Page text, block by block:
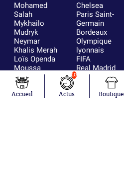
Mohamed
Salah
Mykhailo
Mudryk
Neymar
Khalis Merah
Loïs Openda
Moussa
Niakhaté
Nicolás
Tagliafico
Chelsea
Paris Saint-
Germain
Bordeaux
Olympique
lyonnais
FIFA
Real Madrid
RC Strasbourg
AC Milan
Accueil
10
Actus Boutique